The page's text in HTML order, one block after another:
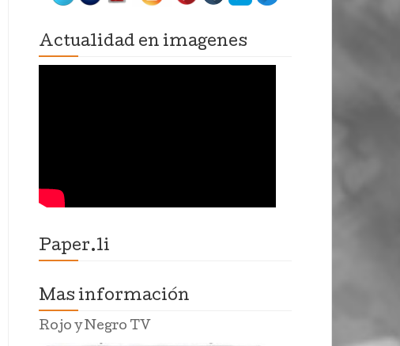
Actualidad en imagenes
Paper.li
Mas información
Rojo y Negro TV